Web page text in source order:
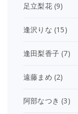
足立梨花(9)
逢沢りな (15)
逢田梨香子 (7)
遠藤まめ (2)
阿部なつき (3)